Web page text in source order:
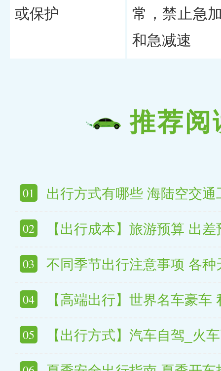
或保护
常，禁止急
和急减速
推荐阅
01 出行方式有哪些 海陆空交通
02 【出行成本】旅游预算 出差预算
03 不同季节出行注意事项 各种天气出行
04 【高端出行】世界名车豪车 私人飞机
05 【出行方式】汽车自驾_火车高铁游_地